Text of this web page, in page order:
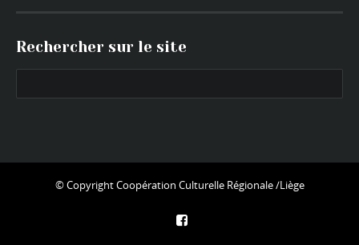
Rechercher sur le site
© CopyrightCoopération Culturelle Régionale /Liège